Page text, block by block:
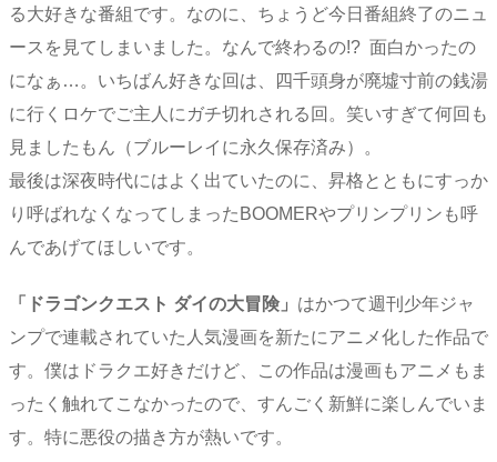
る大好きな番組です。なのに、ちょうど今日番組終了のニュ
ースを見てしまいました。なんで終わるの!? 面白かったの
になぁ…。いちばん好きな回は、四千頭身が廃墟寸前の銭湯
に行くロケでご主人にガチ切れされる回。笑いすぎて何回も
見ましたもん（ブルーレイに永久保存済み）。
最後は深夜時代にはよく出ていたのに、昇格とともにすっか
り呼ばれなくなってしまったBOOMERやプリンプリンも呼
んであげてほしいです。
「ドラゴンクエスト ダイの大冒険」 はかつて週刊少年ジャ
ンプで連載されていた人気漫画を新たにアニメ化した作品で
す。僕はドラクエ好きだけど、この作品は漫画もアニメもま
ったく触れてこなかったので、すんごく新鮮に楽しんでいま
す。特に悪役の描き方が熱いです。